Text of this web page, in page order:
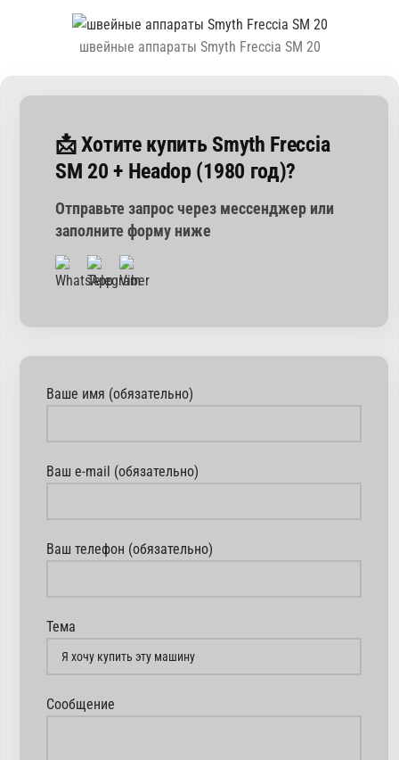
швейные аппараты Smyth Freccia SM 20
📩 Хотите купить Smyth Freccia
SM 20 + Headop (1980 год)?
Отправьте запрос через мессенджер или
заполните форму ниже
Ваше имя (обязательно)
Ваш e-mail (обязательно)
Ваш телефон (обязательно)
Тема
Сообщение